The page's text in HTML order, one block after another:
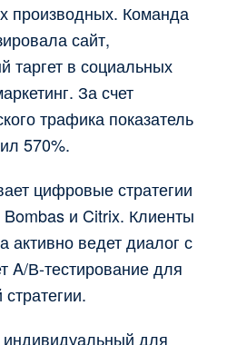
производных. Команда
сайт,
таргет в социальных
За счет
трафика показатель
570%.
цифровые стратегии
и Citrix. Клиенты
активно ведет диалог с
A/В-тестирование для
для